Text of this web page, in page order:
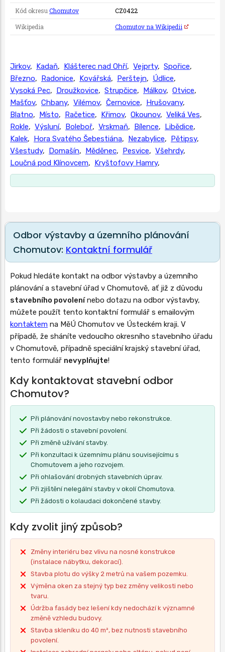
Kód okresu Chomutov
CZ0422
Wikipedia
Chomutov na Wikipedii
Jirkov, Kadaň, Klášterec nad Ohří, Vejprty, Spořice,
Březno, Radonice, Kovářská, Perštejn, Údlice,
Vysoká Pec, Droužkovice, Strupčice, Málkov, Otvice,
Mašťov, Chbany, Vilémov, Černovice, Hrušovany,
Blatno, Místo, Račetice, Křimov, Okounov, Veliká Ves,
Rokle, Výsluní, Boleboř, Vrskmaň, Bílence, Libědice,
Kalek, Hora Svatého Šebestiána, Nezabylice, Pětipsy,
Všestudy, Domašín, Měděnec, Pesvice, Všehrdy,
Loučná pod Klínovcem, Kryštofovy Hamry,
Odbor výstavby a územního plánování
Chomutov: Kontaktní formulář
Pokud hledáte kontakt na odbor výstavby a územního
plánování a stavební úřad v Chomutově, ať již z důvodu
stavebního povolenínebo dotazu na odbor výstavby,
můžete použít tento kontaktní formulář s emailovým
kontaktem na MěÚ Chomutov ve Ústeckém kraji. V
případě, že sháníte vedoucího okresního stavebního úřadu
v Chomutově, případně speciální krajský stavební úřad,
tento formulář nevyplňujte!
Kdy kontaktovat stavební odbor
Chomutov?
Při plánování novostavby nebo rekonstrukce.
Při žádosti o stavební povolení.
Při změně užívání stavby.
Při konzultaci k územnímu plánu souvisejícímu s
Chomutovem a jeho rozvojem.
Při ohlašování drobných stavebních úprav.
Při zjištění nelegální stavby v okolí Chomutova.
Při žádosti o kolaudaci dokončené stavby.
Kdy zvolit jiný způsob?
Změny interiéru bez vlivu na nosné konstrukce
(instalace nábytku, dekorací).
Stavba plotu do výšky 2 metrů na vašem pozemku.
Výměna oken za stejný typ bez změny velikosti nebo
tvaru.
Údržba fasády bez lešení kdy nedochází k významné
změně vzhledu budovy.
Stavba skleníku do 40 m², bez nutnosti stavebního
povolení.